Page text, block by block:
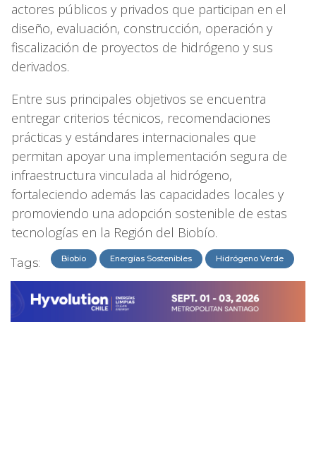
actores públicos y privados que participan en el
diseño, evaluación, construcción, operación y
fiscalización de proyectos de hidrógeno y sus
derivados.
Entre sus principales objetivos se encuentra
entregar criterios técnicos, recomendaciones
prácticas y estándares internacionales que
permitan apoyar una implementación segura de
infraestructura vinculada al hidrógeno,
fortaleciendo además las capacidades locales y
promoviendo una adopción sostenible de estas
tecnologías en la Región del Biobío.
Tags: Biobío Energías Sostenibles Hidrógeno Verde